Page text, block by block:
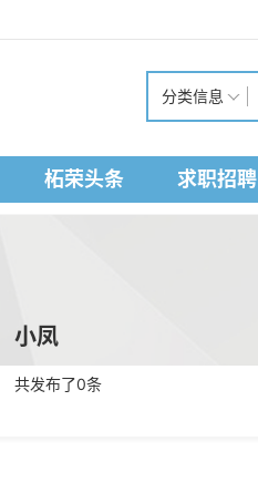
分类信息
柘荣头条 求职招聘
小凤
共发布了0条